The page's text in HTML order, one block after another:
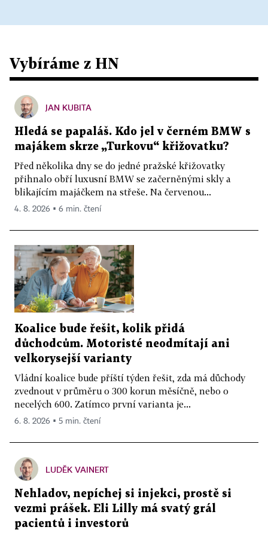
Vybíráme z HN
JAN KUBITA
Hledá se papaláš. Kdo jel v černém BMW s
majákem skrze „Turkovu“ křižovatku?
Před několika dny se do jedné pražské křižovatky
přihnalo obří luxusní BMW se začerněnými skly a
blikajícím majáčkem na střeše. Na červenou...
4. 8. 2026 ▪ 6 min. čtení
Koalice bude řešit, kolik přidá
důchodcům. Motoristé neodmítají ani
velkorysejší varianty
Vládní koalice bude příští týden řešit, zda má důchody
zvednout v průměru o 300 korun měsíčně, nebo o
necelých 600. Zatímco první varianta je...
6. 8. 2026 ▪ 5 min. čtení
LUDĚK VAINERT
Nehladov, nepíchej si injekci, prostě si
vezmi prášek. Eli Lilly má svatý grál
pacientů i investorů